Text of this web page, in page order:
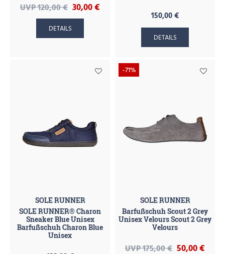
UVP 120,00 € 30,00 €
DETAILS
150,00 €
DETAILS
SOLE RUNNER
SOLE RUNNER® Charon
Sneaker Blue Unisex
Barfußschuh Charon Blue
Unisex
-71%
SOLE RUNNER
Barfußschuh Scout 2 Grey
Unisex Velours Scout 2 Grey
Velours
UVP 175,00 € 50,00 €